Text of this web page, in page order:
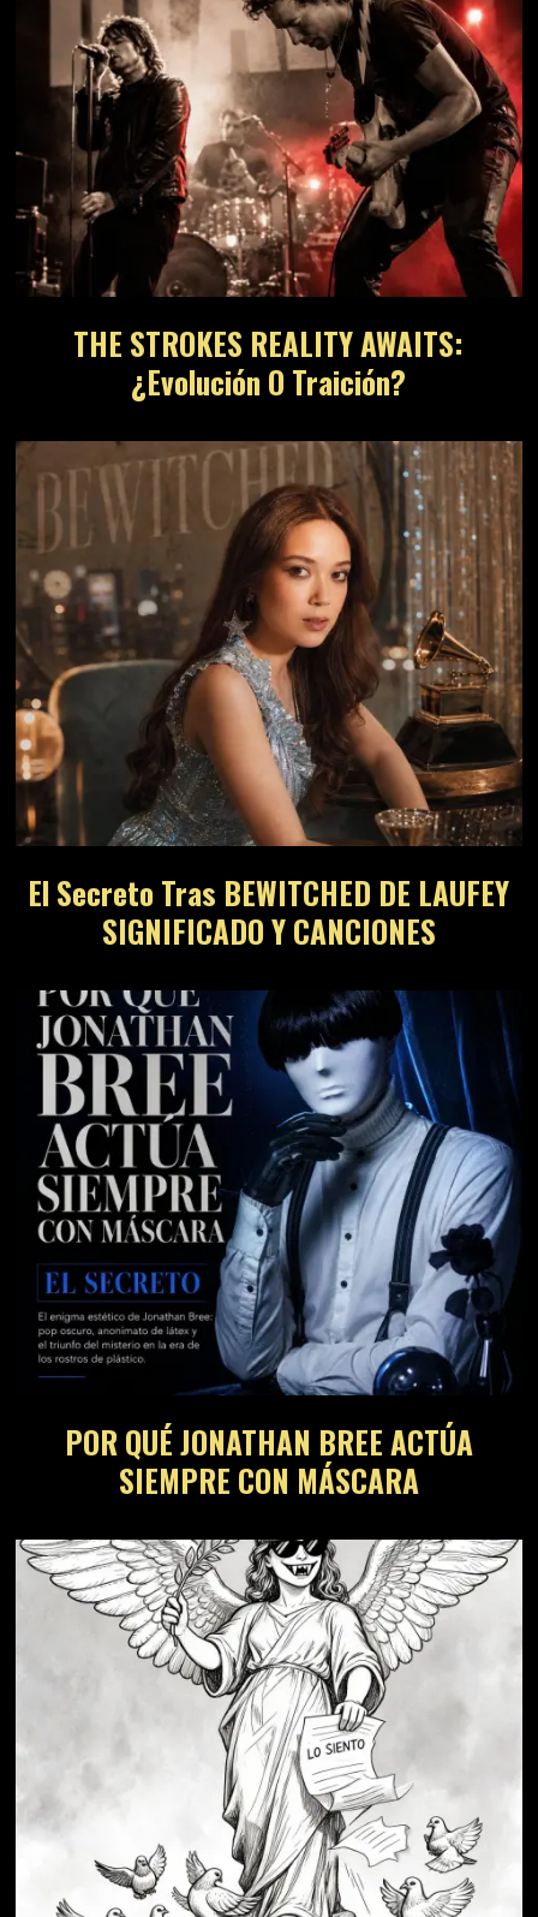
THE STROKES REALITY AWAITS:
¿Evolución O Traición?
El Secreto Tras BEWITCHED DE LAUFEY
SIGNIFICADO Y CANCIONES
POR QUÉ JONATHAN BREE ACTÚA
SIEMPRE CON MÁSCARA